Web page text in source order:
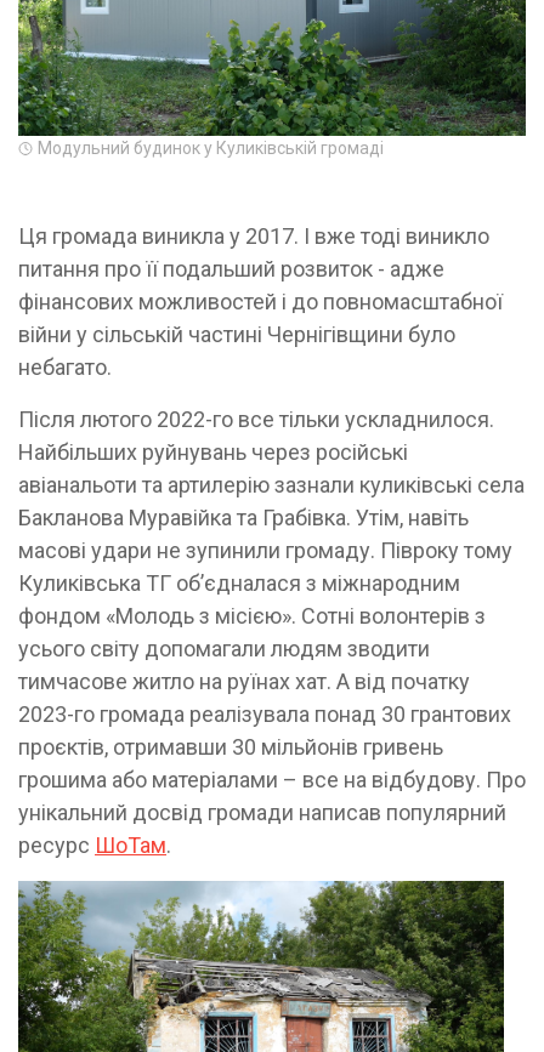
Модульний будинок у Куликівській громаді
Ця громада виникла у 2017. І вже тоді виникло
питання про її подальший розвиток - адже
фінансових можливостей і до повномасштабної
війни у сільській частині Чернігівщини було
небагато.
Після лютого 2022-го все тільки ускладнилося.
Найбільших руйнувань через російські
авіанальоти та артилерію зазнали куликівські села
Бакланова Муравійка та Грабівка. Утім, навіть
масові удари не зупинили громаду. Півроку тому
Куликівська ТГ об’єдналася з міжнародним
фондом «Молодь з місією». Сотні волонтерів з
усього світу допомагали людям зводити
тимчасове житло на руїнах хат. А від початку
2023-го громада реалізувала понад 30 грантових
проєктів, отримавши 30 мільйонів гривень
грошима або матеріалами – все на відбудову. Про
унікальний досвід громади написав популярний
ресурс ШоТам.